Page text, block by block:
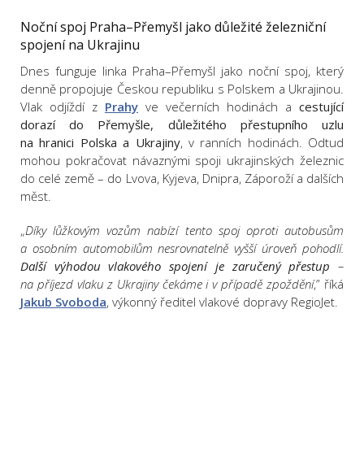
Noční spoj Praha–Přemyšl jako důležité železniční
spojení na Ukrajinu
Dnes funguje linka Praha–Přemyšl jako noční spoj, který
denně propojuje Českou republiku s Polskem a Ukrajinou.
Vlak odjíždí z Prahy ve večerních hodinách a cestující
dorazí do Přemyšle, důležitého přestupního uzlu
na hranici Polska a Ukrajiny, v ranních hodinách. Odtud
mohou pokračovat návaznými spoji ukrajinských železnic
do celé země – do Lvova, Kyjeva, Dnipra, Záporoží a dalších
měst.
„Díky lůžkovým vozům nabízí tento spoj oproti autobusům
a osobním automobilům nesrovnatelně vyšší úroveň pohodlí.
Další výhodou vlakového spojení je zaručený přestup –
na příjezd vlaku z Ukrajiny čekáme i v případě zpoždění,” říká
Jakub Svoboda, výkonný ředitel vlakové dopravy RegioJet.